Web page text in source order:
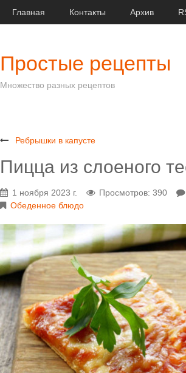
Главная Контакты Архив
Простые рецепты
Множество разных рецептов
Ребрышки в капусте
Пицца из слоеного
1 ноября 2023 г. Просмотров: 390
Обеденное блюдо